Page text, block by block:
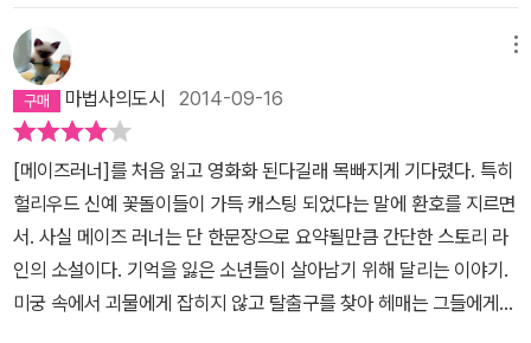
다.오른팔은 면역자들을 사악에게 넘기는 일을 하나이것은 사악에 침
투해 공격하려는 오른팔의 계획이며 토머스일행은 가담하기로 한다.
엄청난 대서막의 막을 내리는 이번 편에서도 역시 손에 땀이 나게 한
다.끝까지 일어나는 고난과 시련의 상황들이 독자에게까지 긴장하게
만든다.이 작가가 왜 쩌냐면 어디서 끊어야 할지 너무 정확하게 잘 알
기 때문이다.한번 먹으면 멈출 수 없다고 한 프링글스 광고처럼이 책
을 잡으면 그렇게 될 것이다.또한 책은 끝나가는데 내용은 마무리로
향한다는 느낌을 전혀 안주는 삼류소설들과 달리각 권마다 흐름을 정
확하게 타고 독자를 이끌어간다.다시한번 읽기를 잘했단 생각이 든
다.
마법사의도시 2014-09-16
[메이즈러너]를 처음 읽고 영화화 된다길래 목빠지게 기다렸다. 특히
헐리우드 신예 꽃돌이들이 가득 캐스팅 되었다는 말에 환호를 지르면
서. 사실 메이즈 러너는 단 한문장으로 요약될만큼 간단한 스토리 라
인의 소설이다. 기억을 잃은 소년들이 살아남기 위해 달리는 이야기.
미궁 속에서 괴물에게 잡히지 않고 탈출구를 찾아 헤매는 그들에게